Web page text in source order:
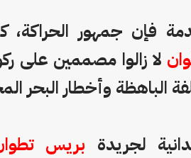
فإن جمهور الحراكة،
لا زالوا مصممين على
الباهظة وأخطار البحر
لجريدة بريس